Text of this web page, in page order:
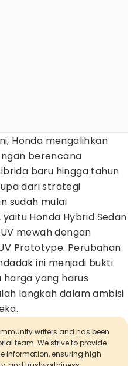
Honda mengalihkan
berencana
baru hingga tahun
dari strategi
sudah mulai
Honda Hybrid Sedan
mewah dengan
Prototype. Perubahan
ini menjadi bukti
yang harus
langkah dalam ambisi
writers and has been
team. We strive to provide
information, ensuring high